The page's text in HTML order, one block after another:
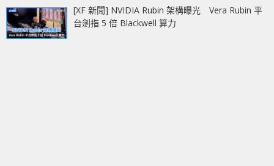
[XF 新聞] NVIDIA Rubin 架構曝光 Vera Rubin 平
台劍指 5 倍 Blackwell 算力